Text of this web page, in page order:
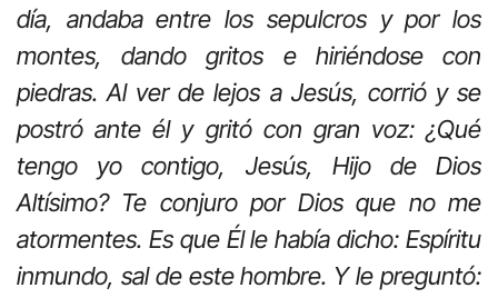
día, andaba entre los sepulcros y por los
montes, dando gritos e hiriéndose con
piedras. Al ver de lejos a Jesús, corrió y se
postró ante él y gritó con gran voz: ¿Qué
tengo yo contigo, Jesús, Hijo de Dios
Altísimo? Te conjuro por Dios que no me
atormentes. Es que Él le había dicho: Espíritu
inmundo, sal de este hombre. Y le preguntó: